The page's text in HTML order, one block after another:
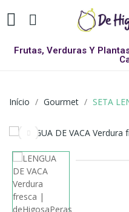
Frutas, Verduras Y
Início Gourmet SETA